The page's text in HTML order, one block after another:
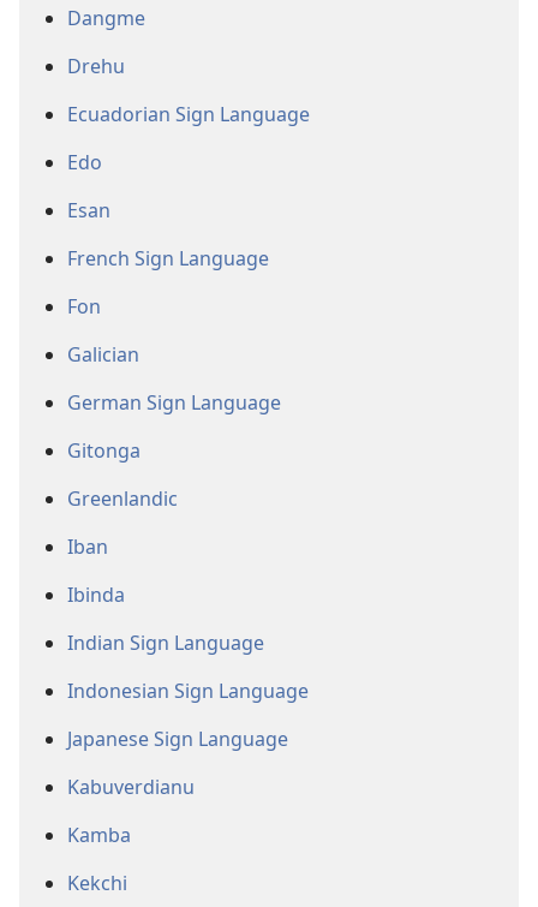
Dangme
Drehu
Ecuadorian Sign Language
Edo
Esan
French Sign Language
Fon
Galician
German Sign Language
Gitonga
Greenlandic
Iban
Ibinda
Indian Sign Language
Indonesian Sign Language
Japanese Sign Language
Kabuverdianu
Kamba
Kekchi